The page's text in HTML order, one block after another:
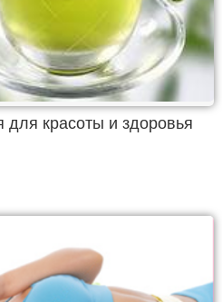
для красоты и здоровья